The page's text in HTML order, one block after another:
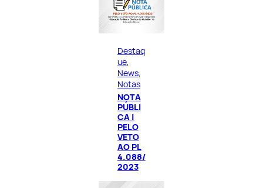
Destaq
ue
News
Notas
NOTA
PÚBLI
CA |
PELO
VETO
AO PL
4.088/
2023